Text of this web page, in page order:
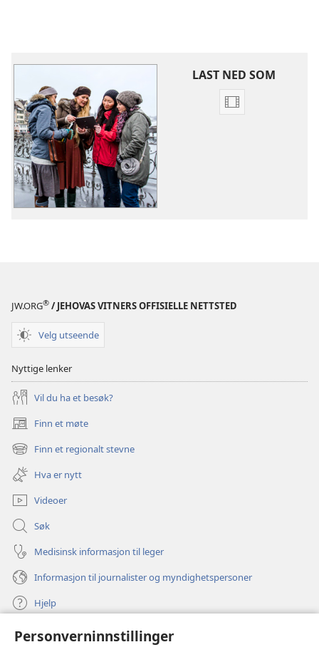
Personverninnstillinger
LAST NED SOM
JW.ORG® / JEHOVAS VITNERS OFFISIELLE NETTSTED
Velg utseende
Nyttige lenker
Vil du ha et besøk?
Finn et møte
(åpner
nytt
vindu)
Finn et regionalt stevne
(åpner
nytt
vindu)
Hva er nytt
Videoer
Søk
Medisinsk informasjon til leger
Informasjon til journalister og myndighetspersoner
Hjelp
Bidrag
(åpner